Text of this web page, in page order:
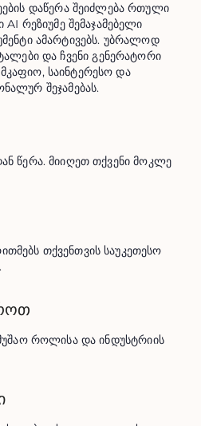
დაწერა შეიძლება რთული
AI რეზიუმე შემაჯამებელი
ამარტივებს. უბრალოდ
და ჩვენი გენერატორი
მკაფიო, საინტერესო და
შეჯამებას.
წერა. მიიღეთ თქვენი მოკლე
თქვენთვის საუკეთესო
როლისა და ინდუსტრიის